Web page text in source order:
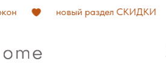
новый раздел СКИДКИ